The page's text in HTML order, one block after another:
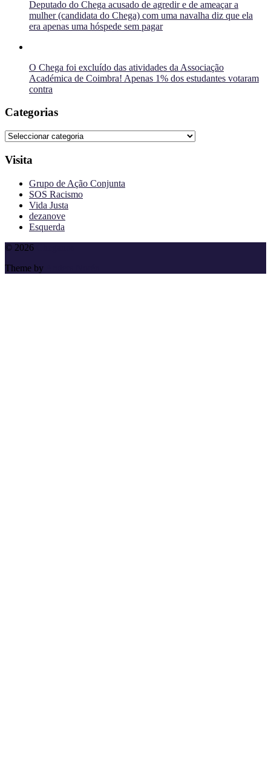
Deputado do Chega acusado de agredir e de ameaçar a
mulher (candidata do Chega) com uma navalha diz que ela
era apenas uma hóspede sem pagar
O Chega foi excluído das atividades da Associação
Académica de Coimbra! Apenas 1% dos estudantes votaram
contra
Categorias
Categorias
Visita
Grupo de Ação Conjunta
SOS Racismo
Vida Justa
dezanove
Esquerda
To
top
© 2026
Theme by